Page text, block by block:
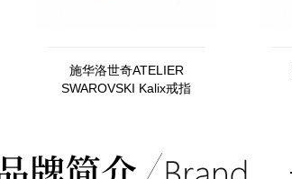
施华洛世奇ATELIER
SWAROVSKI Kalix戒指